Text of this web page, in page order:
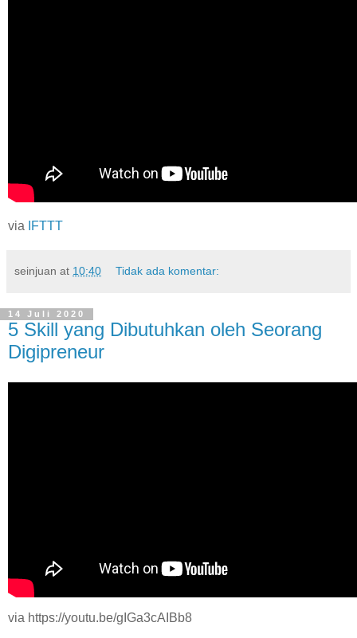
via IFTTT
seinjuan at 10:40 Tidak ada komentar:
14 Juli 2020
5 Skill yang Dibutuhkan oleh Seorang
Digipreneur
via https://youtu.be/gIGa3cAIBb8